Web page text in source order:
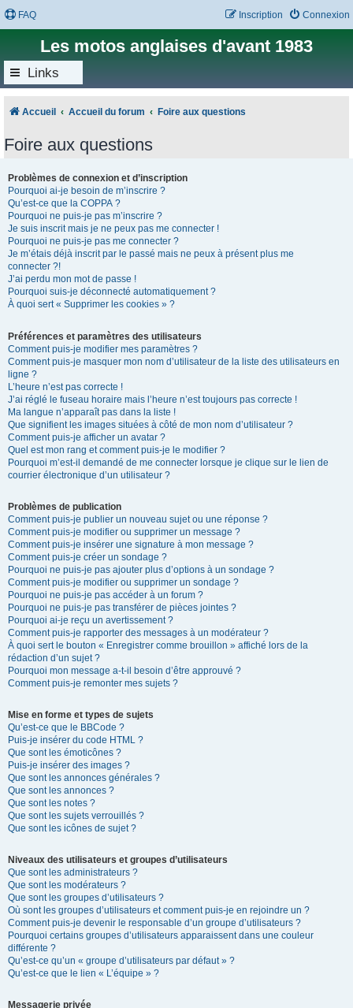
FAQ Connexion
Inscription
Les motos anglaises d'avant 1983
Links
Accueil Accueil du forum Foire aux questions
Foire aux questions
Problèmes de connexion et d’inscription
Pourquoi ai-je besoin de m’inscrire ?
Qu’est-ce que la COPPA ?
Pourquoi ne puis-je pas m’inscrire ?
Je suis inscrit mais je ne peux pas me connecter !
Pourquoi ne puis-je pas me connecter ?
Je m’étais déjà inscrit par le passé mais ne peux à présent plus me
connecter ?!
J’ai perdu mon mot de passe !
Pourquoi suis-je déconnecté automatiquement ?
À quoi sert « Supprimer les cookies » ?
Préférences et paramètres des utilisateurs
Comment puis-je modifier mes paramètres ?
Comment puis-je masquer mon nom d’utilisateur de la liste des utilisateurs en
ligne ?
L’heure n’est pas correcte !
J’ai réglé le fuseau horaire mais l’heure n’est toujours pas correcte !
Ma langue n’apparaît pas dans la liste !
Que signifient les images situées à côté de mon nom d’utilisateur ?
Comment puis-je afficher un avatar ?
Quel est mon rang et comment puis-je le modifier ?
Pourquoi m’est-il demandé de me connecter lorsque je clique sur le lien de
courrier électronique d’un utilisateur ?
Problèmes de publication
Comment puis-je publier un nouveau sujet ou une réponse ?
Comment puis-je modifier ou supprimer un message ?
Comment puis-je insérer une signature à mon message ?
Comment puis-je créer un sondage ?
Pourquoi ne puis-je pas ajouter plus d’options à un sondage ?
Comment puis-je modifier ou supprimer un sondage ?
Pourquoi ne puis-je pas accéder à un forum ?
Pourquoi ne puis-je pas transférer de pièces jointes ?
Pourquoi ai-je reçu un avertissement ?
Comment puis-je rapporter des messages à un modérateur ?
À quoi sert le bouton « Enregistrer comme brouillon » affiché lors de la
rédaction d’un sujet ?
Pourquoi mon message a-t-il besoin d’être approuvé ?
Comment puis-je remonter mes sujets ?
Mise en forme et types de sujets
Qu’est-ce que le BBCode ?
Puis-je insérer du code HTML ?
Que sont les émoticônes ?
Puis-je insérer des images ?
Que sont les annonces générales ?
Que sont les annonces ?
Que sont les notes ?
Que sont les sujets verrouillés ?
Que sont les icônes de sujet ?
Niveaux des utilisateurs et groupes d’utilisateurs
Que sont les administrateurs ?
Que sont les modérateurs ?
Que sont les groupes d’utilisateurs ?
Où sont les groupes d’utilisateurs et comment puis-je en rejoindre un ?
Comment puis-je devenir le responsable d’un groupe d’utilisateurs ?
Pourquoi certains groupes d’utilisateurs apparaissent dans une couleur
différente ?
Qu’est-ce qu’un « groupe d’utilisateurs par défaut » ?
Qu’est-ce que le lien « L’équipe » ?
Messagerie privée